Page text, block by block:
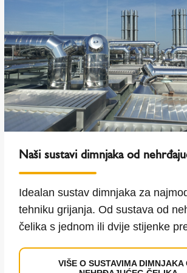
Naši sustavi dimnjaka od
Idealan sustav dimnjaka za
tehniku grijanja. Od sustava od
čelika s jednom ili dvije stijenke
multifunkcionalnih sustava za
VIŠE O SUSTAVIMA DIMNJAKA